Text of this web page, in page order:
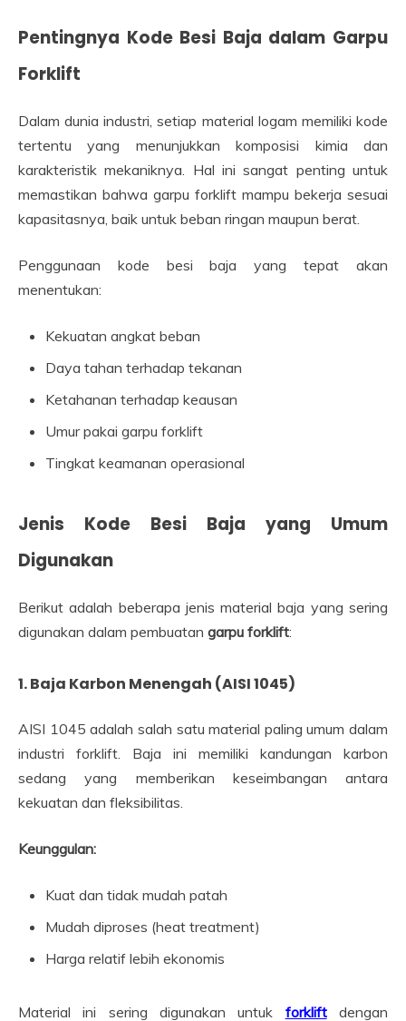
Pentingnya Kode Besi Baja dalam Garpu
Forklift
Dalam dunia industri, setiap material logam memiliki kode
tertentu yang menunjukkan komposisi kimia dan
karakteristik mekaniknya. Hal ini sangat penting untuk
memastikan bahwa garpu forklift mampu bekerja sesuai
kapasitasnya, baik untuk beban ringan maupun berat.
Penggunaan kode besi baja yang tepat akan
menentukan:
Kekuatan angkat beban
Daya tahan terhadap tekanan
Ketahanan terhadap keausan
Umur pakai garpu forklift
Tingkat keamanan operasional
Jenis Kode Besi Baja yang Umum
Digunakan
Berikut adalah beberapa jenis material baja yang sering
digunakan dalam pembuatan garpu forklift:
1. Baja Karbon Menengah (AISI 1045)
AISI 1045 adalah salah satu material paling umum dalam
industri forklift. Baja ini memiliki kandungan karbon
sedang yang memberikan keseimbangan antara
kekuatan dan fleksibilitas.
Keunggulan:
Kuat dan tidak mudah patah
Mudah diproses (heat treatment)
Harga relatif lebih ekonomis
Material ini sering digunakan untuk forkliftdengan